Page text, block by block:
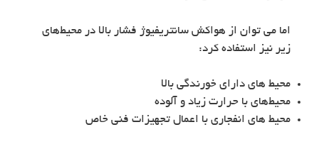
اما می توان از هواکش سانتریفیوژ فشار بالا در محیط‌های
زیر نیز استفاده کرد:
محیط های دارای خورندگی بالا
محیط‌های با حرارت زیاد و آلوده
محیط های انفجاری با اعمال تجهیزات فنی خاص